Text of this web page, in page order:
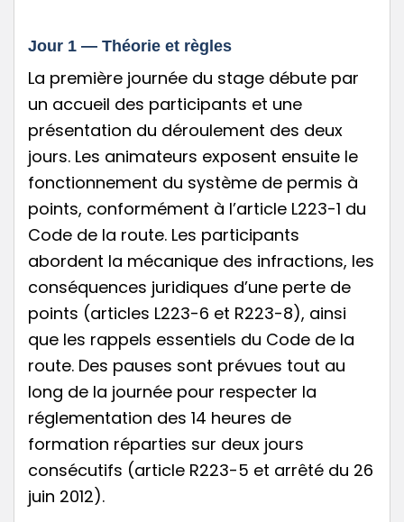
Jour 1 — Théorie et règles
La première journée du stage débute par
un accueil des participants et une
présentation du déroulement des deux
jours. Les animateurs exposent ensuite le
fonctionnement du système de permis à
points, conformément à l’article L223-1 du
Code de la route. Les participants
abordent la mécanique des infractions, les
conséquences juridiques d’une perte de
points (articles L223-6 et R223-8), ainsi
que les rappels essentiels du Code de la
route. Des pauses sont prévues tout au
long de la journée pour respecter la
réglementation des 14 heures de
formation réparties sur deux jours
consécutifs (article R223-5 et arrêté du 26
juin 2012).